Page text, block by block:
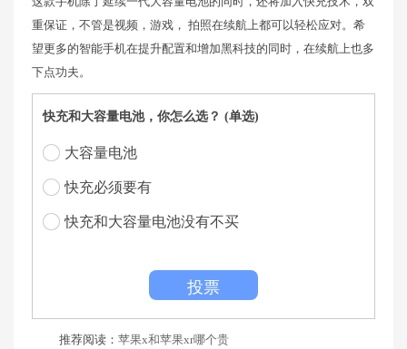
重保证，不管是视频，游戏， 拍照在续航上都可以轻松应对。希
望更多的智能手机在提升配置和增加黑科技的同时，在续航上也多
下点功夫。
快充和大容量电池，你怎么选？ (单选)
大容量电池
快充必须要有
快充和大容量电池没有不买
投票
推荐阅读： 苹果x和苹果xr哪个贵